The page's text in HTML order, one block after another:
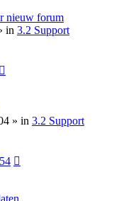
nieuw forum
in 3.2 Support
» in 3.2 Support